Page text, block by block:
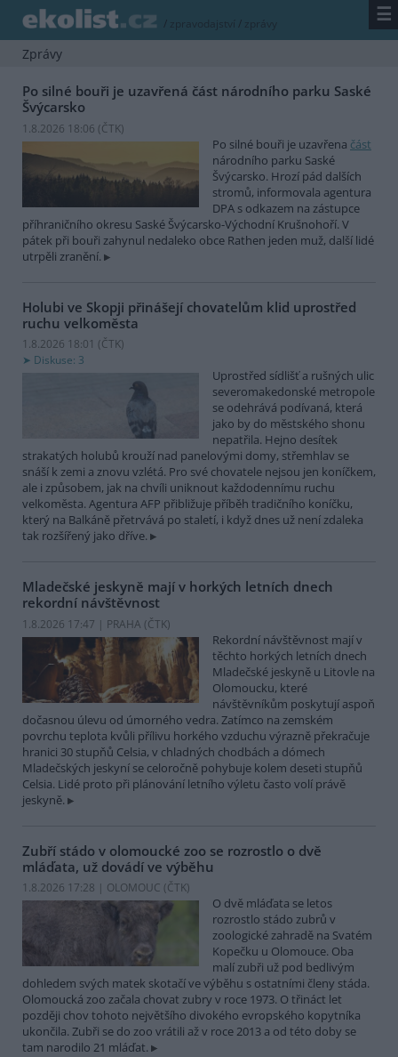
/ zpravodajství / zprávy ☰
Zprávy
Po silné bouři je uzavřená část národního parku Saské
Švýcarsko
1.8.2026 18:06 (ČTK)
Po silné bouři je uzavřena část
národního parku Saské
Švýcarsko. Hrozí pád dalších
stromů, informovala agentura
DPA s odkazem na zástupce
příhraničního okresu Saské Švýcarsko-Východní Krušnohoří. V
pátek při bouři zahynul nedaleko obce Rathen jeden muž, další lidé
utrpěli zranění.
Holubi ve Skopji přinášejí chovatelům klid uprostřed
ruchu velkoměsta
1.8.2026 18:01 (ČTK)
Diskuse: 3
Uprostřed sídlišť a rušných ulic
severomakedonské metropole
se odehrává podívaná, která
jako by do městského shonu
nepatřila. Hejno desítek
strakatých holubů krouží nad panelovými domy, střemhlav se
snáší k zemi a znovu vzlétá. Pro své chovatele nejsou jen koníčkem,
ale i způsobem, jak na chvíli uniknout každodennímu ruchu
velkoměsta. Agentura AFP přibližuje příběh tradičního koníčku,
který na Balkáně přetrvává po staletí, i když dnes už není zdaleka
tak rozšířený jako dříve.
Mladečské jeskyně mají v horkých letních dnech
rekordní návštěvnost
1.8.2026 17:47 | PRAHA (ČTK)
Rekordní návštěvnost mají v
těchto horkých letních dnech
Mladečské jeskyně u Litovle na
Olomoucku, které
návštěvníkům poskytují aspoň
dočasnou úlevu od úmorného vedra. Zatímco na zemském
povrchu teplota kvůli přílivu horkého vzduchu výrazně překračuje
hranici 30 stupňů Celsia, v chladných chodbách a dómech
Mladečských jeskyní se celoročně pohybuje kolem deseti stupňů
Celsia. Lidé proto při plánování letního výletu často volí právě
jeskyně.
Zubří stádo v olomoucké zoo se rozrostlo o dvě
mláďata, už dovádí ve výběhu
1.8.2026 17:28 | OLOMOUC (ČTK)
O dvě mláďata se letos
rozrostlo stádo zubrů v
zoologické zahradě na Svatém
Kopečku u Olomouce. Oba
malí zubři už pod bedlivým
dohledem svých matek skotačí ve výběhu s ostatními členy stáda.
Olomoucká zoo začala chovat zubry v roce 1973. O třináct let
později chov tohoto největšího divokého evropského kopytníka
ukončila. Zubři se do zoo vrátili až v roce 2013 a od této doby se
tam narodilo 21 mláďat.